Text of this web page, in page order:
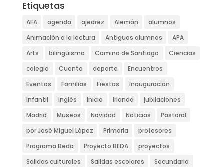
Etiquetas
AFA agenda ajedrez Alemán
alumnos
Animación a la lectura
Antiguos alumnos
APA
Arts
bilingüismo Camino de Santiago
Ciencias
colegio
Cuento deporte
Encuentros
Eventos
Familias Fiestas
Inauguración
Infantil
inglés Inicio Irlanda
jubilaciones
Madrid
Museos Navidad Noticias
Pastoral
por José Miguel López
Primaria
profesores
Programa Beda
Proyecto BEDA
proyectos
Salidas culturales
Salidas escolares
Secundaria